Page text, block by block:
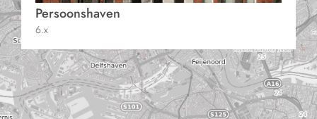
Persoonshaven
6.x